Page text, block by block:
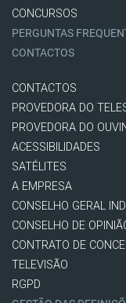
CONCURSOS
PERGUNTAS
CONTACTOS
CONTACTOS
PROVEDORA DO
PROVEDORA DO
ACESSIBILIDADES
SATÉLITES
A EMPRESA
CONSELHO GERAL
CONSELHO DE
CONTRATO DE
TELEVISÃO
RGPD